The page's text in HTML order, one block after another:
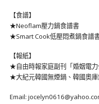
【食譜】
★Neoflam壓力鍋食譜書
★Smart Cook低壓悶煮鍋食譜
【報紙】
★自由時報家庭副刊「婚姻電
★大紀元韓國無煙鍋、韓國奧
Email: